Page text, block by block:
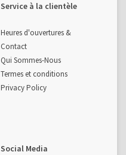
Service à la clientèle
Heures d'ouvertures &
Contact
Qui Sommes-Nous
Termes et conditions
Privacy Policy
Social Media